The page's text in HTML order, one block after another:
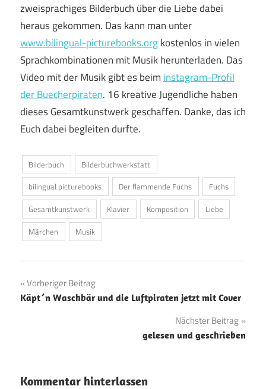
zweisprachiges Bilderbuch über die Liebe dabei
heraus gekommen. Das kann man unter
www.bilingual-picturebooks.orgkostenlos in vielen
Sprachkombinationen mit Musik herunterladen. Das
Video mit der Musik gibt es beim instagram-Profil
der Buecherpiraten. 16 kreative Jugendliche haben
dieses Gesamtkunstwerk geschaffen. Danke, das ich
Euch dabei begleiten durfte.
Bilderbuch
Bilderbuchwerkstatt
bilingual picturebooks
Der flammende Fuchs
Fuchs
Gesamtkunstwerk
Klavier Komposition
Liebe
Märchen
Musik
Beitragsnavigation
Vorheriger Beitrag
Käpt´n Waschbär und die Luftpiraten jetzt mit Cover
Nächster Beitrag
gelesen und geschrieben
Kommentar hinterlassen